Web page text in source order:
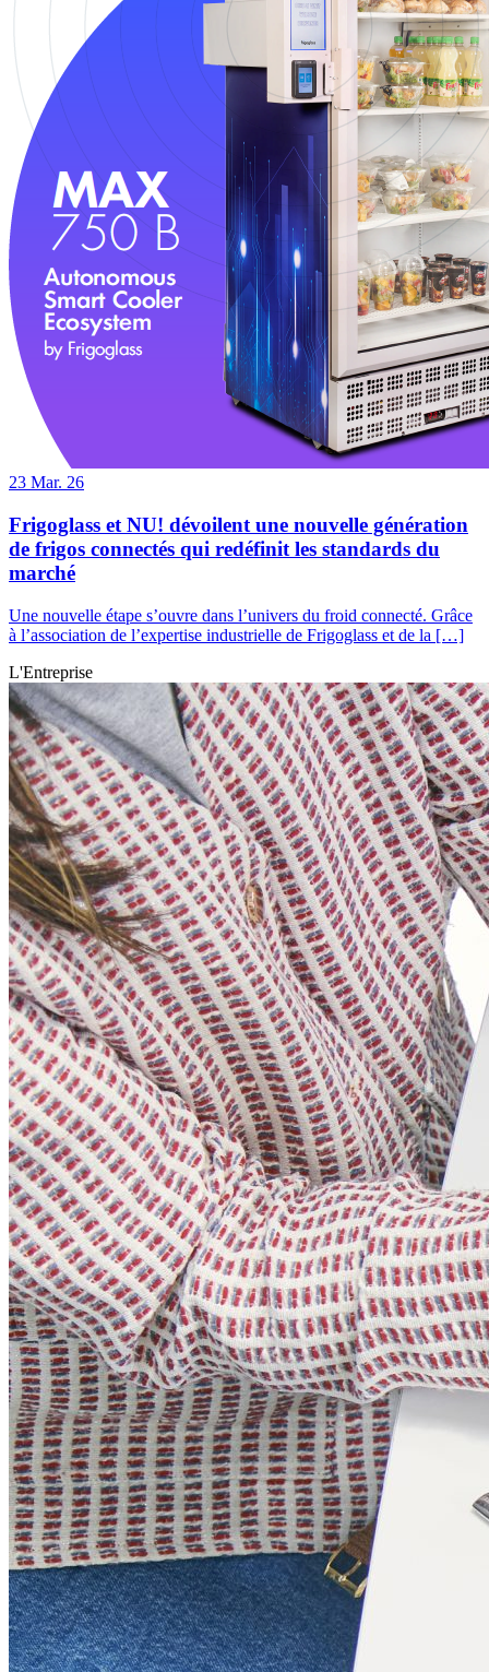
23 Mar. 26
Frigoglass et NU! dévoilent une nouvelle génération
de frigos connectés qui redéfinit les standards du
marché
Une nouvelle étape s’ouvre dans l’univers du froid connecté. Grâce
à l’association de l’expertise industrielle de Frigoglass et de la […]
L'Entreprise